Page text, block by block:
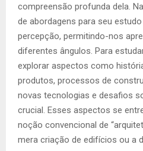
compreensão profunda dela.
de abordagens para seu
percepção, permitindo-nos
diferentes ângulos. Para
explorar aspectos como
produtos, processos de
novas tecnologias e desafios
crucial. Esses aspectos se
noção convencional de
mera criação de edifícios ou a